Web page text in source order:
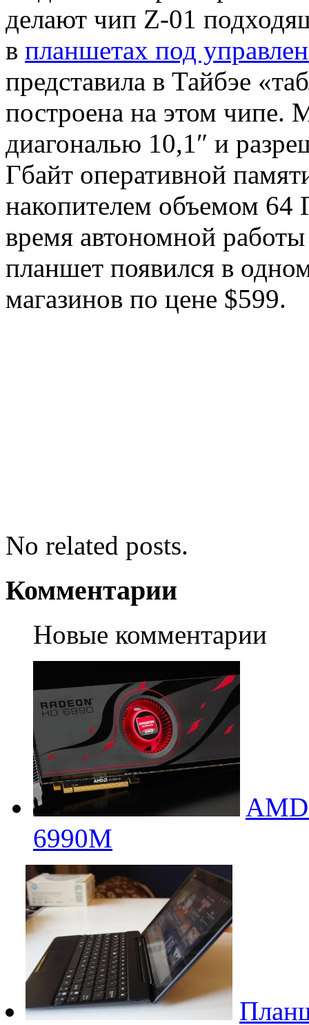
делают чип Z-01
в планшетах под
представила в Тайбэе
построена на этом чипе.
диагональю 10,1″ и
Гбайт оперативной
накопителем объемом
время автономной
планшет появился в
магазинов по цене $599.
No related posts.
Комментарии
Новые комментарии
AMD
6990M